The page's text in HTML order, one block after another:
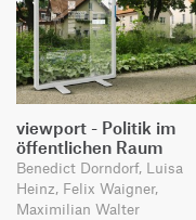
viewport - Politik im
öffentlichen Raum
Benedict Dorndorf, Luisa
Heinz, Felix Waigner,
Maximilian Walter